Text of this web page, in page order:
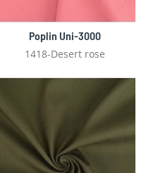
Poplin Uni-3000
1418-Desert rose